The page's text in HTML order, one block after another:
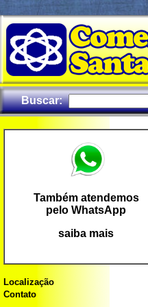
Buscar:
Também atendemos
pelo WhatsApp
saiba mais
Localização
Contato